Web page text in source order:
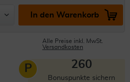
In den Warenkorb
Alle Preise inkl. MwSt.
Versandkosten
P 260
Bonuspunkte sichern